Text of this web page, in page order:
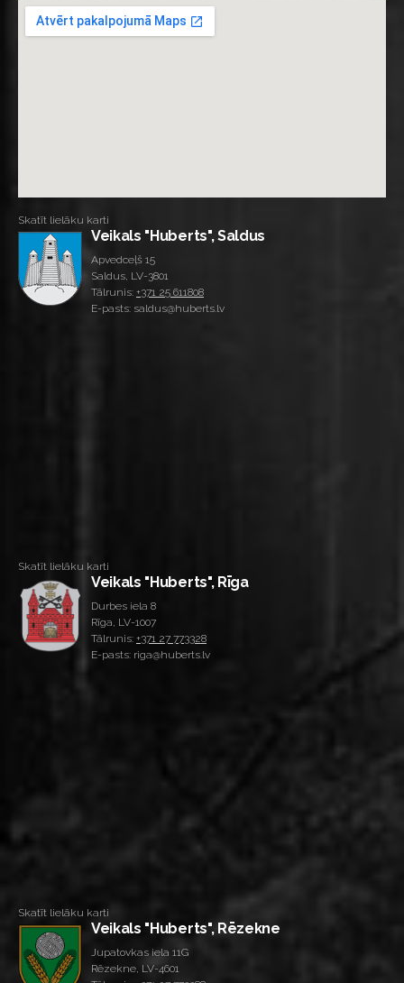
Skatīt lielāku karti
Veikals "Huberts", Saldus
Apvedceļš 15
Saldus, LV-3801
Tālrunis: +371 25 611808
E-pasts: saldus@huberts.lv
Skatīt lielāku karti
Veikals "Huberts", Rīga
Durbes iela 8
Rīga, LV-1007
Tālrunis: +371 27 773328
E-pasts: riga@huberts.lv
Skatīt lielāku karti
Veikals "Huberts", Rēzekne
Jupatovkas iela 11G
Rēzekne, LV-4601